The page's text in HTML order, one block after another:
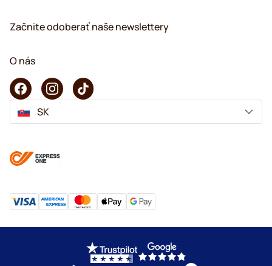
Začnite odoberať naše newslettery
O nás
SK